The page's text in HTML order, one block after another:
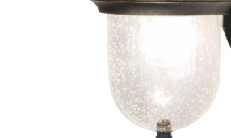
PLAFONIERE MODERNE
LAMPADARE MODERNE
SUSPENSII CU LED